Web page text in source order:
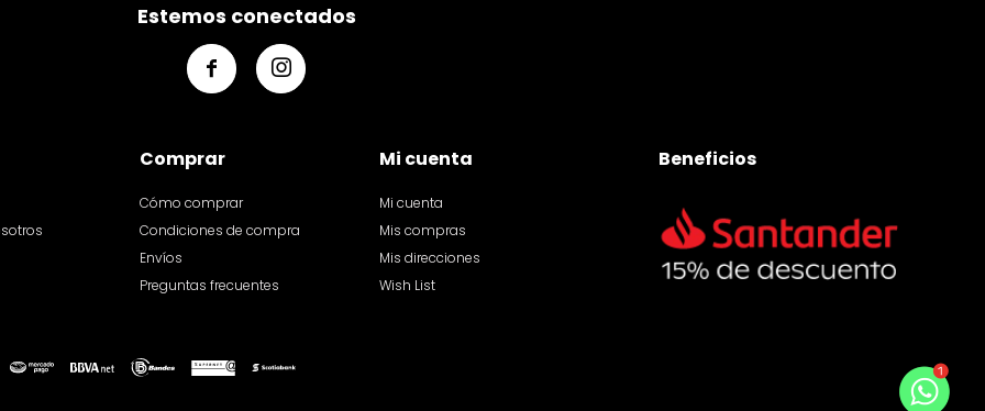
Comprar
Cómo comprar
Condiciones de compra
Envíos
Preguntas frecuentes
Mi cuenta
Mi cuenta
Mis compras
Mis direcciones
Wish List
Beneficios
Estemos conectados
 